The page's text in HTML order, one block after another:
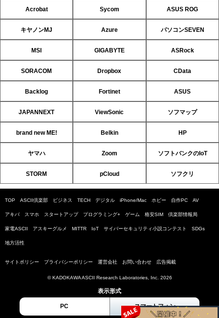
Acrobat Sycom ASUS ROG
キヤノンMJ Azure パソコンSEVEN
MSI GIGABYTE ASRock
SORACOM Dropbox CData
Backlog Fortinet ASUS
JAPANNEXT ViewSonic ソフマップ
brand new ME! Belkin HP
ヤマハ Zoom ソフトバンクのIoT
STORM pCloud ソフクリ
TOP ASCII倶楽部 ビジネス TECH デジタル iPhone/Mac ホビー 自作PC AV
アキバ スマホ スタートアップ プログラミング+ ゲーム 格安SIM 倶楽部情報局
家電ASCII アスキーグルメ MITTR IoT サイバーセキュリティ小説コンテスト SDGs
地方活性
サイトポリシー プライバシーポリシー 運営会社 お問い合わせ 広告掲載
© KADOKAWA ASCII Research Laboratories, Inc. 2026
表示形式
PC スマートフォン